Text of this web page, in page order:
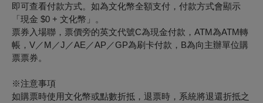
即可查看付款方式。如為文化幣全額支付，付款方式會顯示
「現金 $0 + 文化幣」。
票券入場聯，票價旁的英文代號C為現金付款，ATM為ATM轉
帳，V／M／J／AE／AP／GP為刷卡付款，B為向主辦單位購
票票券。
※注意事項
如購票時使用文化幣或點數折抵，退票時，系統將退還折抵之